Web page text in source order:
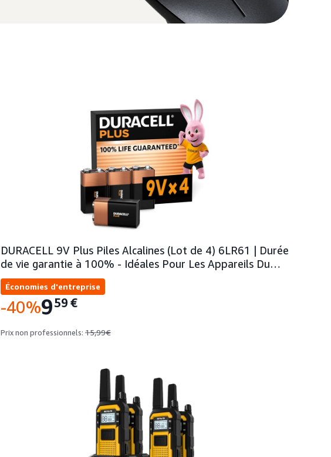
DURACELL 9V Plus Piles Alcalines (Lot de 4) 6LR61 | Durée
de vie garantie à 100% - Idéales Pour Les Appareils Du…
Économies d'entreprise
-40%959 €
Prix non professionnels: 15,99€